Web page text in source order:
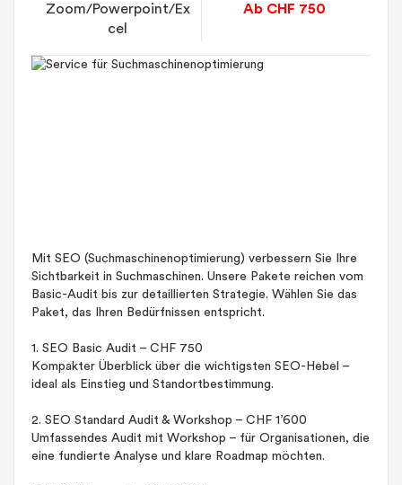
Zoom/Powerpoint/Ex
cel
Ab CHF 750
Mit SEO (Suchmaschinenoptimierung) verbessern Sie Ihre
Sichtbarkeit in Suchmaschinen. Unsere Pakete reichen vom
Basic-Audit bis zur detaillierten Strategie. Wählen Sie das
Paket, das Ihren Bedürfnissen entspricht.
1. SEO Basic Audit – CHF 750
Kompakter Überblick über die wichtigsten SEO-Hebel –
ideal als Einstieg und Standortbestimmung.
2. SEO Standard Audit & Workshop – CHF 1’600
Umfassendes Audit mit Workshop – für Organisationen, die
eine fundierte Analyse und klare Roadmap möchten.